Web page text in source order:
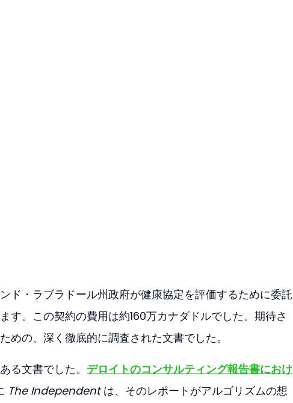
ド・ラブラドール州政府が健康協定を評価するために委託
す。この契約の費用は約160万カナダドルでした。期待さ
めの、深く徹底的に調査された文書でした。
る文書でした。 デロイトのコンサルティング報告書におけ
The Independent は、そのレポートがアルゴリズムの想